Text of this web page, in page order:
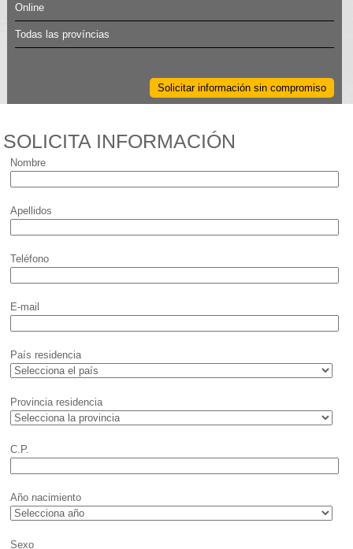
Online
Todas las províncias
Solicitar información sin compromiso
SOLICITA INFORMACIÓN
Nombre
Apellidos
Teléfono
E-mail
País residencia
Provincia residencia
C.P.
Año nacimiento
Sexo